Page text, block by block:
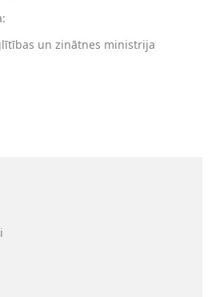
un zinātnes ministrija